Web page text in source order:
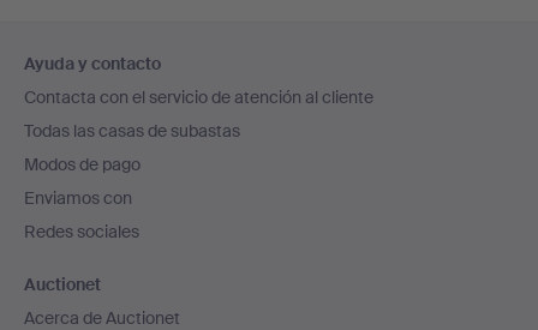
en
el
pie
de
página
Ayuda y contacto
Contacta con el servicio de atención al cliente
Todas las casas de subastas
Modos de pago
Enviamos con
Redes sociales
Auctionet
Acerca de Auctionet